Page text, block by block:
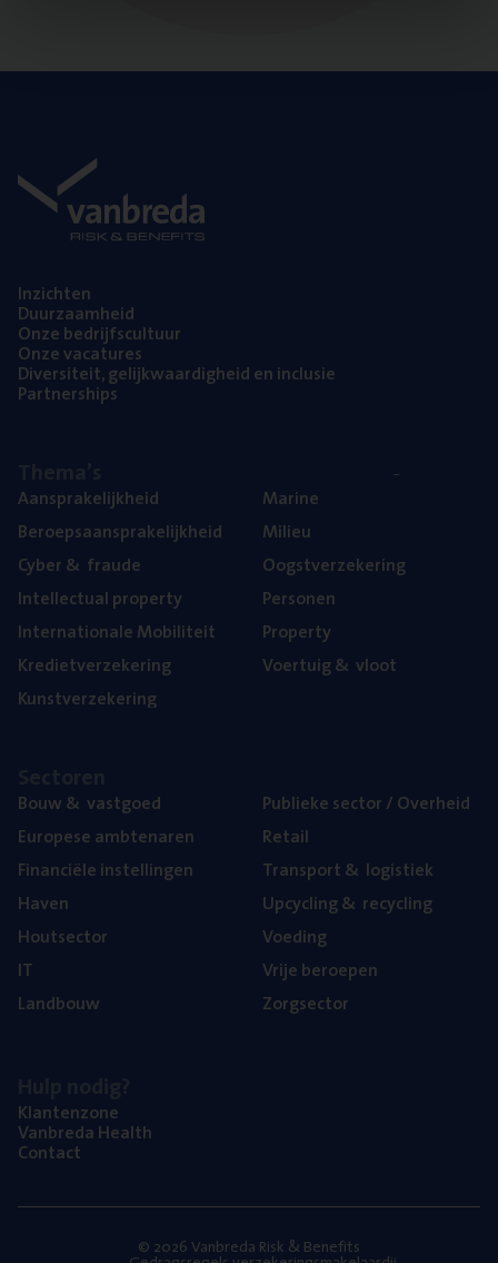
Inzich­ten
Duur­zaam­heid
Onze bedrijfs­cul­tuur
Onze vaca­tu­res
Diver­si­teit, gelijk­waar­dig­heid en inclusie
Part­ner­ships
Aan­spra­ke­lijk­heid
Beroeps­aan­spra­ke­lijk­heid
Cyber& fraude
Intel­lec­tu­al property
Inter­na­ti­o­na­le Mobiliteit
Kre­diet­ver­ze­ke­ring
Kunst­ver­ze­ke­ring
Mari­ne
Mili­eu
Oogst­ver­ze­ke­ring
Per­so­nen
Pro­per­ty
Voer­tuig& vloot
Bouw& vastgoed
Euro­pe­se ambtenaren
Finan­ci­ë­le instellingen
Haven
Hout­sec­tor
IT
Land­bouw
Publie­ke sec­tor / Overheid
Retail
Trans­port& logistiek
Upcy­cling& recycling
Voe­ding
Vrije beroe­pen
Zorg­sec­tor
Klan­ten­zo­ne
Van­b­re­da Health
Con­tact
© 2026 Vanbreda Risk & Benefits